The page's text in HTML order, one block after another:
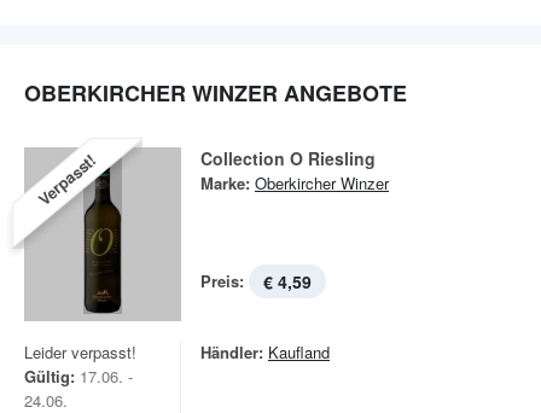
OBERKIRCHER WINZER ANGEBOTE
Verpasst! Collection O Riesling
Marke: Oberkircher Winzer
Preis: € 4,59
Leider verpasst!
Gültig: 17.06. -
24.06.
Händler: Kaufland